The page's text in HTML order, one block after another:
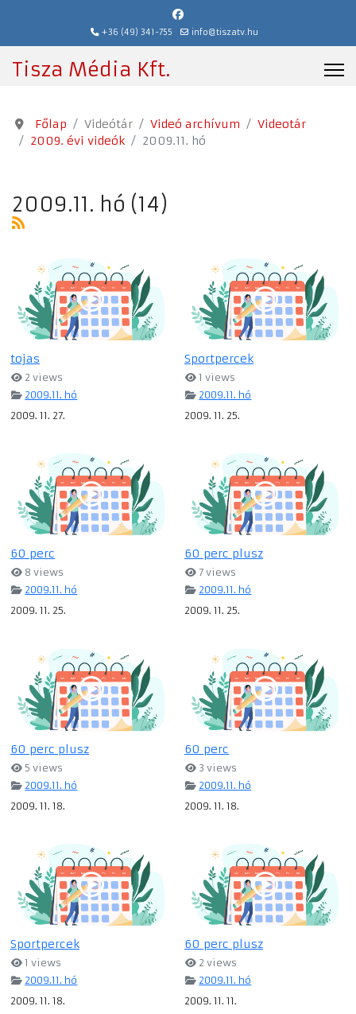
+36 (49) 341-755 info@tiszatv.hu
Tisza Média Kft.
Főlap Videótár Videó archívum
Videotár
2009. évi videók
2009.11. hó
2009.11. hó (14)
tojas
2 views
2009.11. hó
2009. 11. 27.
Sportpercek
1 views
2009.11. hó
2009. 11. 25.
60 perc
8 views
2009.11. hó
2009. 11. 25.
60 perc plusz
7 views
2009.11. hó
2009. 11. 25.
60 perc plusz
5 views
2009.11. hó
2009. 11. 18.
60 perc
3 views
2009.11. hó
2009. 11. 18.
Sportpercek
1 views
2009.11. hó
2009. 11. 18.
60 perc plusz
2 views
2009.11. hó
2009. 11. 11.